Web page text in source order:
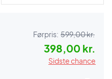
Førpris: 599,00 kr.
398,00 kr.
Sidste chance